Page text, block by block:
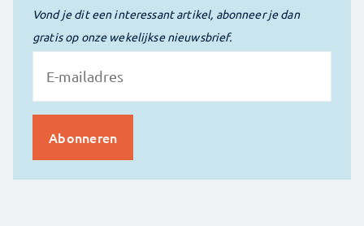
Vond je dit een interessant artikel, abonneer je dan
gratis op onze wekelijkse nieuwsbrief.